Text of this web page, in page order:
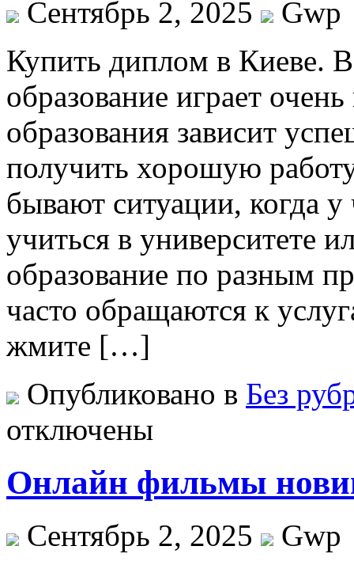
Сентябрь 2, 2025
Gwp
Купить диплoм в Киeвe.
образование играет
образования зависит
получить хорошую
бывают ситуации, когда
учиться в университете
образование по разным
часто обращаются к
жмите […]
Опубликовано в Без
отключены
Онлайн фильмы
Сентябрь 2, 2025
Gwp